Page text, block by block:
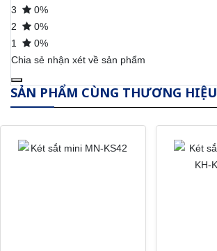
3
0%
2
0%
1
0%
Chia sẻ nhận xét về sản phẩm
SẢN PHẨM CÙNG THƯƠNG HIỆU